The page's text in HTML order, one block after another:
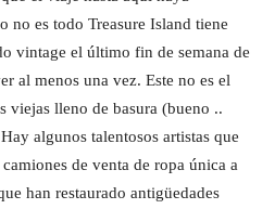
no es todo Treasure Island tiene
vintage el último fin de semana de
al menos una vez. Este no es el
viejas lleno de basura (bueno ..
algunos talentosos artistas que
de venta de ropa única a
han restaurado antigüedades